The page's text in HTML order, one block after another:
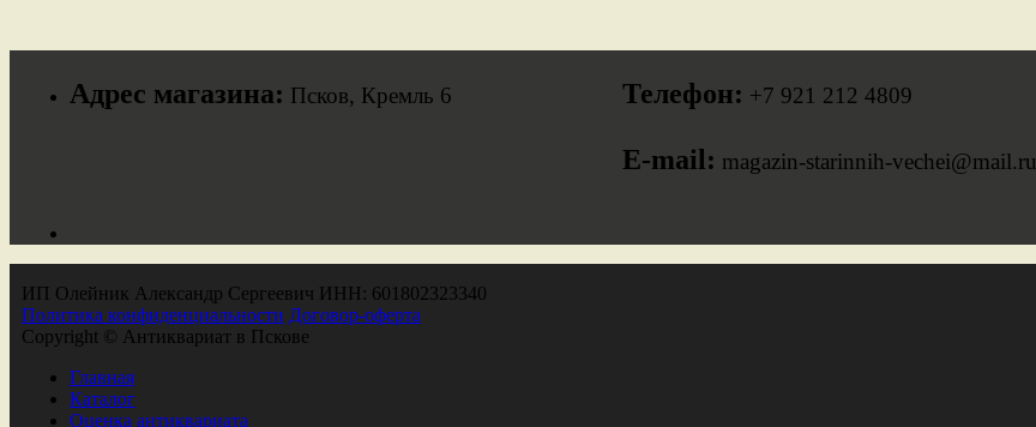
Адрес магазина: Псков, Кремль 6 Телефон: +7 921 212 4809
E-mail: magazin-starinnih-vechei@mail.ru
ИП Олейник Александр Сергеевич ИНН: 601802323340
Политика конфиденциальности Договор-оферта
Copyright © Антиквариат в Пскове
Главная
Каталог
Оценка антиквариата